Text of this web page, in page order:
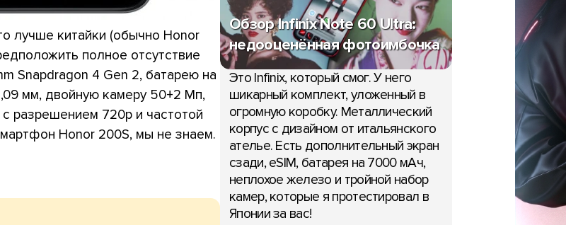
лучше китайки (обычно Honor
полное отсутствие
Snapdragon 4 Gen 2, батарею на
мм, двойную камеру 50+2 Мп,
разрешением 720p и частотой
Honor 200S, мы не знаем.
Обзор Infinix Note 60 Ultra:
недооценённая фотоимбочка
Это Infinix, который смог. У него
шикарный комплект, уложенный в
огромную коробку. Металлический
корпус с дизайном от итальянского
ателье. Есть дополнительный экран
сзади, eSIM, батарея на 7000 мАч,
неплохое железо и тройной набор
камер, которые я протестировал в
Японии за вас!